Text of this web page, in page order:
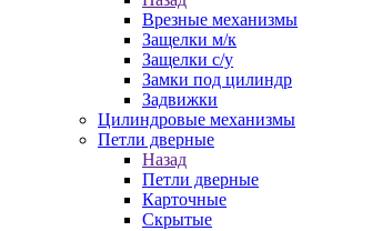
Врезные механизмы
Защелки м/к
Защелки с/у
Замки под цилиндр
Задвижки
Цилиндровые механизмы
Петли дверные
Назад
Петли дверные
Карточные
Скрытые